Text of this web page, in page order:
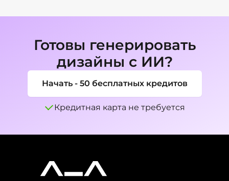
точность перед публикацией.
Готовы генерировать
дизайны с ИИ?
Начать - 50 бесплатных кредитов
Кредитная карта не требуется